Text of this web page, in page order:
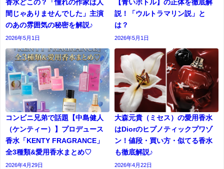
香水どこの？「憧れの作家は人
間じゃありませんでした」主演
のあの雰囲気の秘密を解説♪
2026年5月1日
【青いボトル】の正体を徹底解
説！「ウルトラマリン説」と
は？
2026年5月1日
コンビニ兄弟で話題【中島健人
（ケンティー）】プロデュース
香水「KENTY FRAGRANCE」
全3種類&愛用香水まとめ♡
2026年4月29日
大森元貴（ミセス）の愛用香水
はDiorのヒプノティックプワゾ
ン！値段・買い方・似てる香水
も徹底解説♪
2026年4月22日